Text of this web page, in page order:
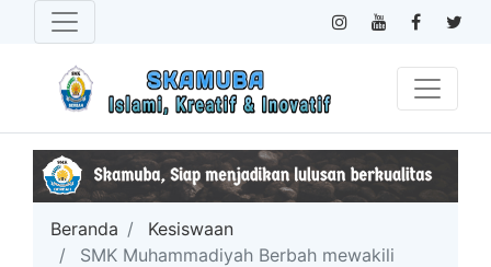
Beranda
Kesiswaan
SMK Muhammadiyah Berbah mewakili